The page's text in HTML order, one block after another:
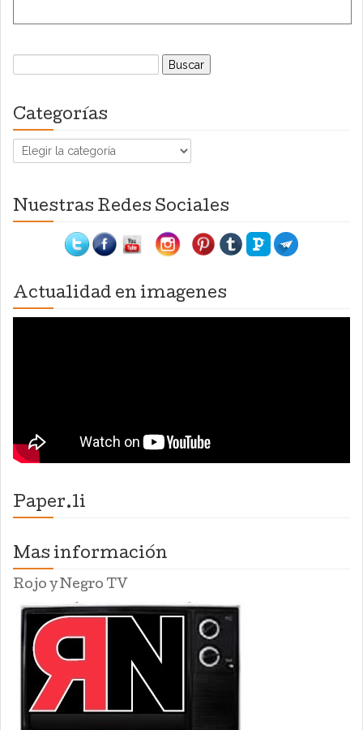
Buscar:
Categorías
Categorías
Nuestras Redes Sociales
Actualidad en imagenes
Paper.li
Mas información
Rojo y Negro TV